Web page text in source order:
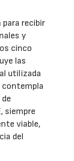
recibir
y
cinco
las
utilizada
contempla
siempre
viable,
del